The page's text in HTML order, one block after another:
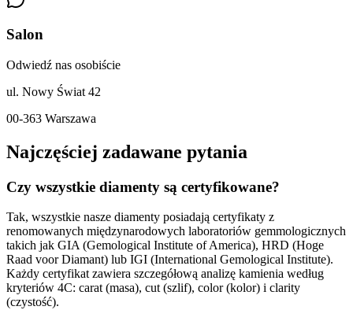
Salon
Odwiedź nas osobiście
ul. Nowy Świat 42
00-363 Warszawa
Najczęściej zadawane pytania
Czy wszystkie diamenty są certyfikowane?
Tak, wszystkie nasze diamenty posiadają certyfikaty z
renomowanych międzynarodowych laboratoriów gemmologicznych
takich jak GIA (Gemological Institute of America), HRD (Hoge
Raad voor Diamant) lub IGI (International Gemological Institute).
Każdy certyfikat zawiera szczegółową analizę kamienia według
kryteriów 4C: carat (masa), cut (szlif), color (kolor) i clarity
(czystość).